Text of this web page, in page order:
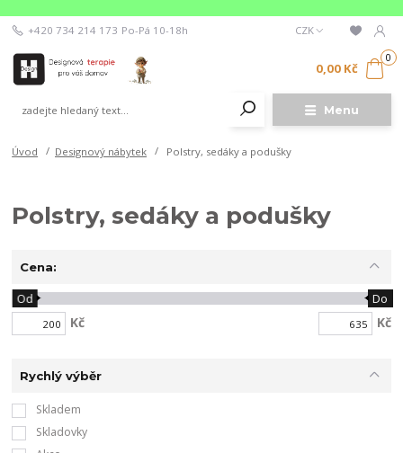
Menu
CZK
+420 734 214 173 Po-Pá 10-18h
0
0,00 Kč
Úvod Designový nábytek Polstry, sedáky a podušky
Polstry, sedáky a podušky
Cena:
Kč
Od Do
Kč
Rychlý výběr
Skladem
Skladovky